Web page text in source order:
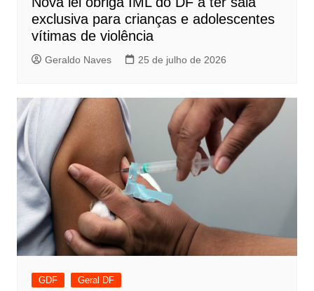
exclusiva para crianças e adolescentes
vítimas de violência
Geraldo Naves 25 de julho de 2026
GDF Geral DF